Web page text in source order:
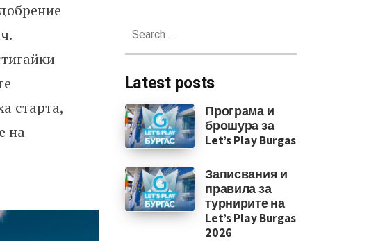
старта,
на
for:
Latest posts
Програма и
брошура за
Let’s Play Burgas
Записвания и
правила за
турнирите на
Let’s Play Burgas
2026